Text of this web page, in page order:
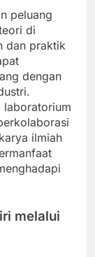
peluang
di
dan praktik
dengan
laboratorium
ilmiah
melalui